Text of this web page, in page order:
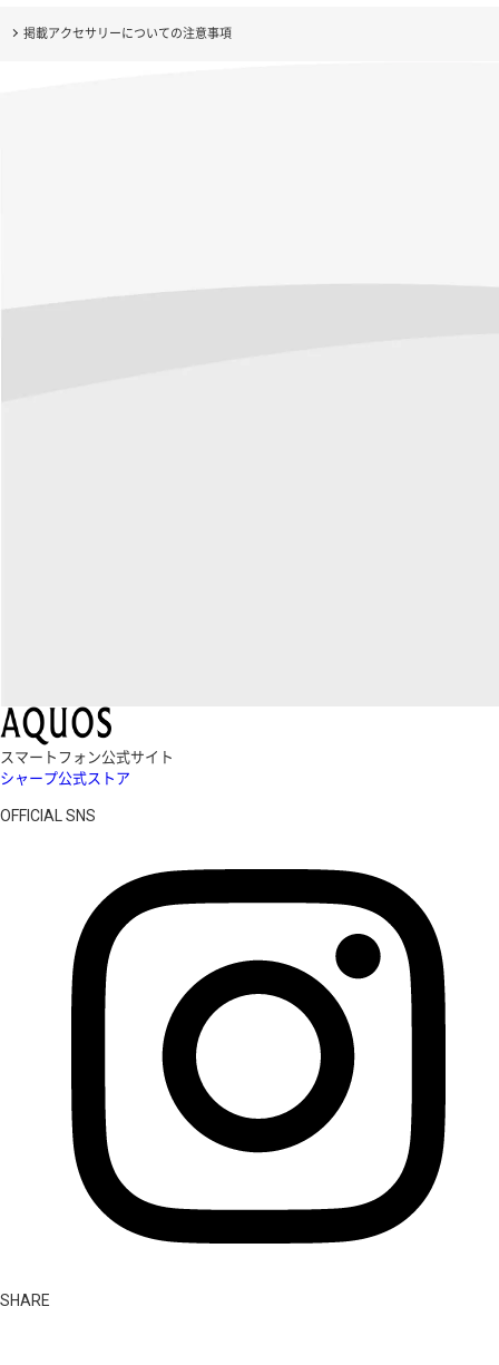
掲載アクセサリーについての注意事項
スマートフォン公式サイト
シャープ公式ストア
OFFICIAL SNS
SHARE